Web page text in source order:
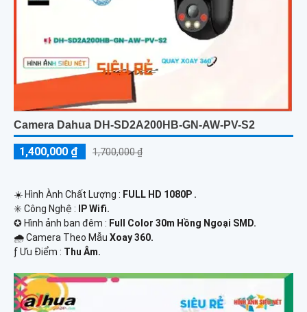
Camera Dahua DH-SD2A200HB-GN-AW-PV-S2
1,400,000 ₫ 1,700,000 ₫
☀️ Hình Ành Chất Lượng : FULL HD 1080P .
✳️ Công Nghệ :
IP Wifi.
✪ Hình ảnh ban đêm : Full Color 30m Hồng Ngoại SMD.
🌧️ Camera Theo Mẫu Xoay 360.
️ƒ Ưu Điểm : Thu Âm.